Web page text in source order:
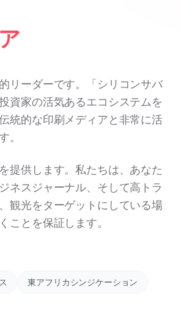
リーダーです。「シリコンサバ
資家の活気あるエコシステムを
統的な印刷メディアと非常に活
。
提供します。私たちは、あなた
ネスジャーナル、そして高トラ
観光をターゲットにしている場
ことを保証します。
東アフリカシンジケーション